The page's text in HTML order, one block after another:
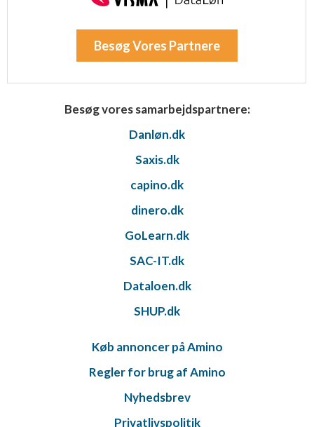
Besøg Vores Partnere
Besøg vores samarbejdspartnere:
Danløn.dk
Saxis.dk
capino.dk
dinero.dk
GoLearn.dk
SAC-IT.dk
Dataloen.dk
SHUP.dk
Køb annoncer på Amino
Regler for brug af Amino
Nyhedsbrev
Privatlivspolitik